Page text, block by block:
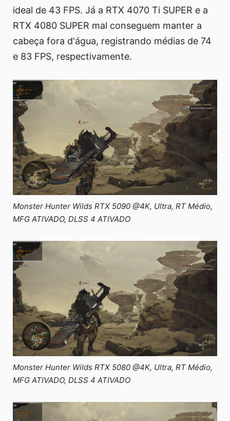
ideal de 43 FPS. Já a RTX 4070 Ti SUPER e a
RTX 4080 SUPER mal conseguem manter a
cabeça fora d'água, registrando médias de 74
e 83 FPS, respectivamente.
Monster Hunter Wilds RTX 5090 @4K, Ultra, RT Médio,
MFG ATIVADO, DLSS 4 ATIVADO
Monster Hunter Wilds RTX 5080 @4K, Ultra, RT Médio,
MFG ATIVADO, DLSS 4 ATIVADO